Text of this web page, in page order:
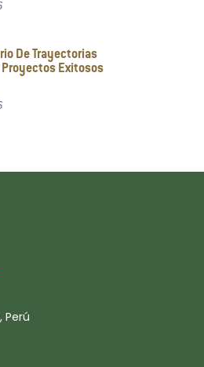
De Trayectorias
Proyectos Exitosos
Perú